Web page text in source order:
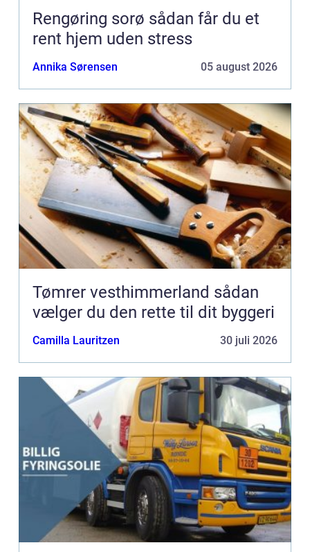
Rengøring sorø sådan får du et
rent hjem uden stress
Annika Sørensen 05 august 2026
Tømrer vesthimmerland sådan
vælger du den rette til dit byggeri
Camilla Lauritzen 30 juli 2026